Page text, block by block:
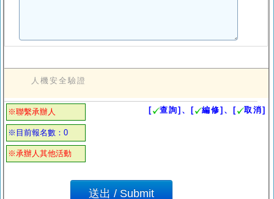
人機安全驗證
※聯繫承辦人
※目前報名數：0
※承辦人其他活動
[ 查詢]、[ 編修]、[ 取消]